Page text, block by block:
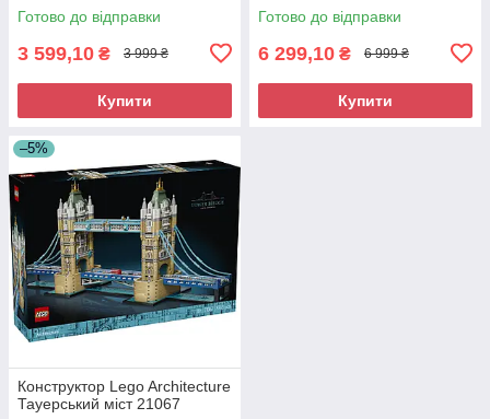
Готово до відправки
3 599,10 ₴ 3 999 ₴
Купити
Готово до відправки
6 299,10 ₴ 6 999 ₴
Купити
–5%
Конструктор Lego Architecture
Тауерський міст 21067